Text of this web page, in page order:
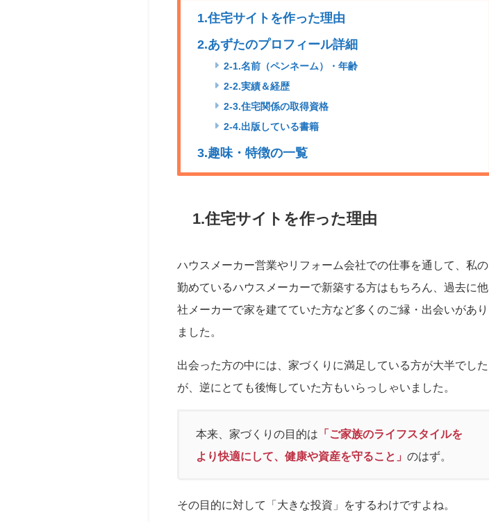
1.住宅サイトを作った理由
2.あずたのプロフィール詳細
2-1.名前（ペンネーム）・年齢
2-2.実績＆経歴
2-3.住宅関係の取得資格
2-4.出版している書籍
3.趣味・特徴の一覧
1.住宅サイトを作った理由
ハウスメーカー営業やリフォーム会社での仕事を通して、私の
勤めているハウスメーカーで新築する方はもちろん、過去に他
社メーカーで家を建てていた方など多くのご縁・出会いがあり
ました。
出会った方の中には、家づくりに満足している方が大半でした
が、逆にとても後悔していた方もいらっしゃいました。
本来、家づくりの目的は 「ご家族のライフスタイルを
より快適にして、健康や資産を守ること」のはず。
その目的に対して「大きな投資」をするわけですよね。